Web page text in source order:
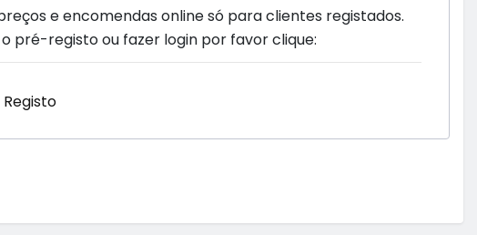
e encomendas online só para clientes registados.
pré-registo ou fazer login por favor clique: